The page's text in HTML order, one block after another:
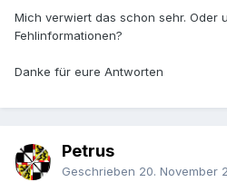
Mich verwiert das schon sehr. Oder
Fehlinformationen?
Danke für eure Antworten
Petrus
Geschrieben 20. November